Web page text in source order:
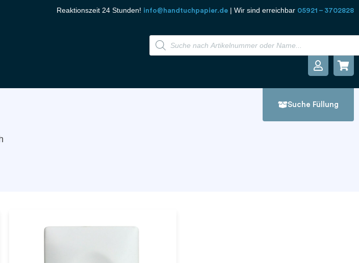
Reaktionszeit 24 Stunden! info@handtuchpapier.de | Wir sind erreichbar 05921 – 3702828
Suche Füllung